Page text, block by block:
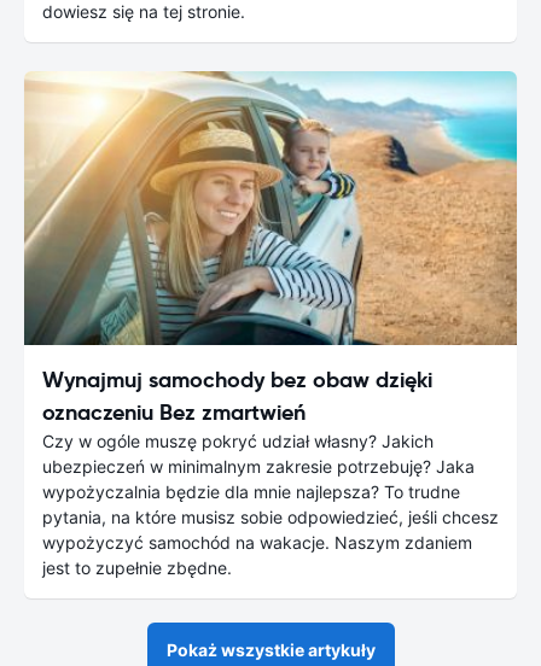
dowiesz się na tej stronie.
Wynajmuj samochody bez obaw dzięki
oznaczeniu Bez zmartwień
Czy w ogóle muszę pokryć udział własny? Jakich
ubezpieczeń w minimalnym zakresie potrzebuję? Jaka
wypożyczalnia będzie dla mnie najlepsza? To trudne
pytania, na które musisz sobie odpowiedzieć, jeśli chcesz
wypożyczyć samochód na wakacje. Naszym zdaniem
jest to zupełnie zbędne.
Pokaż wszystkie artykuły